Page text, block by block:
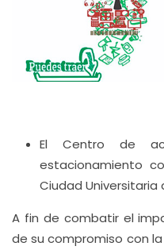
El Centro de
estacionamiento
Ciudad Universitaria
A fin de combatir el
de su compromiso con